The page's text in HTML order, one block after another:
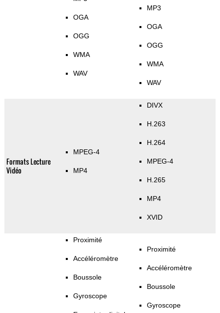
OGA
OGG
WMA
WAV
MP3
OGA
OGG
WMA
WAV
Formats Lecture
Vidéo
MPEG-4
MP4
DIVX
H.263
H.264
MPEG-4
H.265
MP4
XVID
Proximité
Accéléromètre
Boussole
Gyroscope
Proximité
Accéléromètre
Boussole
Gyroscope